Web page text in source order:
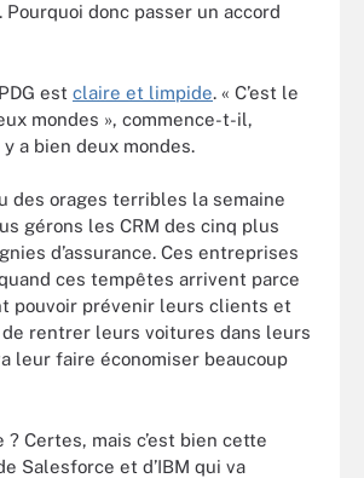
Pourquoi donc passer un accord
est claire et limpide. « C’est le
mondes », commence-t-il,
a bien deux mondes.
des orages terribles la semaine
gérons les CRM des cinq plus
d’assurance. Ces entreprises
ces tempêtes arrivent parce
pouvoir prévenir leurs clients et
rentrer leurs voitures dans leurs
leur faire économiser beaucoup
? Certes, mais c’est bien cette
Salesforce et d’IBM qui va